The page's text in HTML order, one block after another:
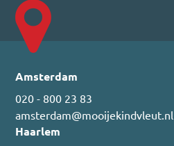
Amsterdam
020 - 800 23 83
amsterdam@mooijekindvleut.nl
Haarlem